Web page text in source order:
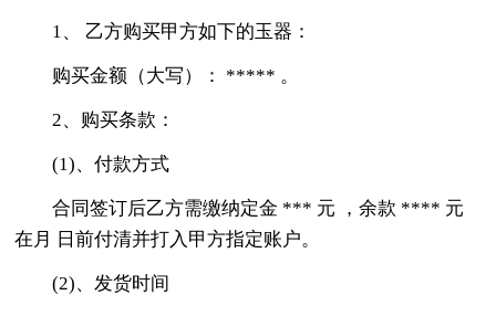
1、 乙方购买甲方如下的玉器：
购买金额（大写）： ***** 。
2、购买条款：
(1)、付款方式
合同签订后乙方需缴纳定金 *** 元 ，余款 **** 元
在月 日前付清并打入甲方指定账户。
(2)、发货时间